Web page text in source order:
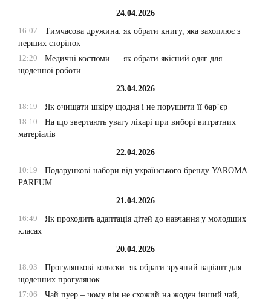
24.04.2026
16:07
Тимчасова дружина: як обрати книгу, яка захоплює з
перших сторінок
12:20
Медичні костюми — як обрати якісний одяг для
щоденної роботи
23.04.2026
18:19
Як очищати шкіру щодня і не порушити її бар’єр
18:10
На що звертають увагу лікарі при виборі витратних
матеріалів
22.04.2026
10:19
Подарункові набори від українського бренду YAROMA
PARFUM
21.04.2026
16:49
Як проходить адаптація дітей до навчання у молодших
класах
20.04.2026
18:03
Прогулянкові коляски: як обрати зручний варіант для
щоденних прогулянок
17:06
Чай пуер – чому він не схожий на жоден інший чай,